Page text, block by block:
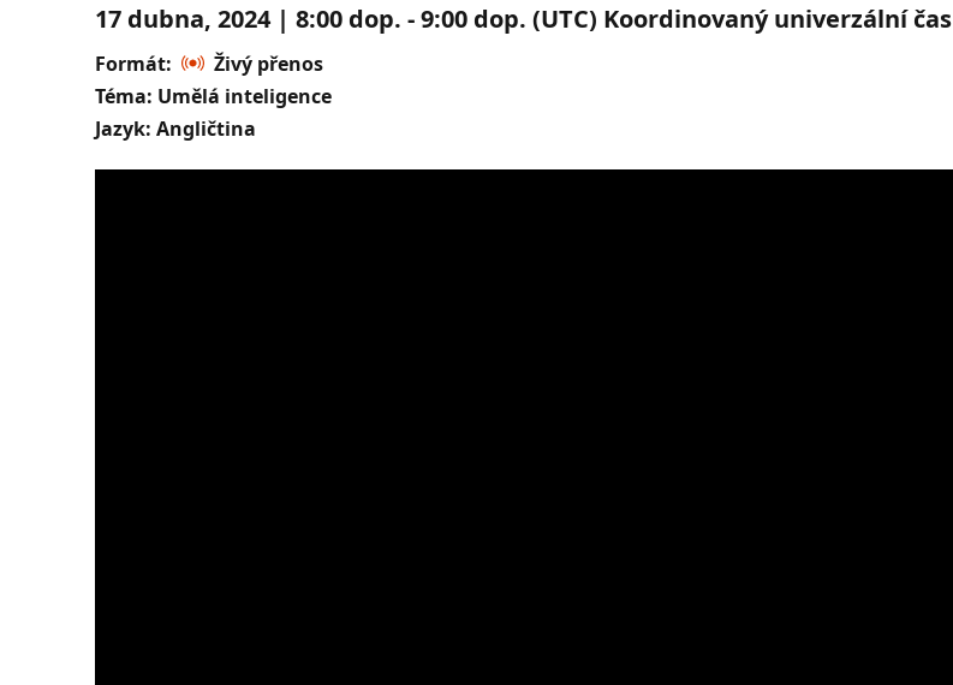
17 dubna, 2024 | 8:00 dop. - 9:00 dop. (UTC) Koordinovaný univerzální čas
Formát:
Živý přenos
Téma: Umělá inteligence
Jazyk: Angličtina